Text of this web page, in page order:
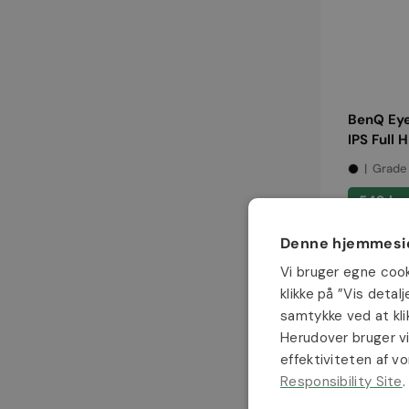
BenQ
IPS Full
549 kr
Fujitsu
24"
LED
Skærm
Full
HD
(B24T-
7)
Denne
Vi bruger egne
klikke på ”Vis
samtykke ved at
Herudover bruger
effektiviteten af
Responsibility Site.